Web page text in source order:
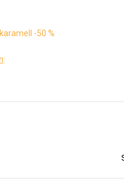
-50 %
: